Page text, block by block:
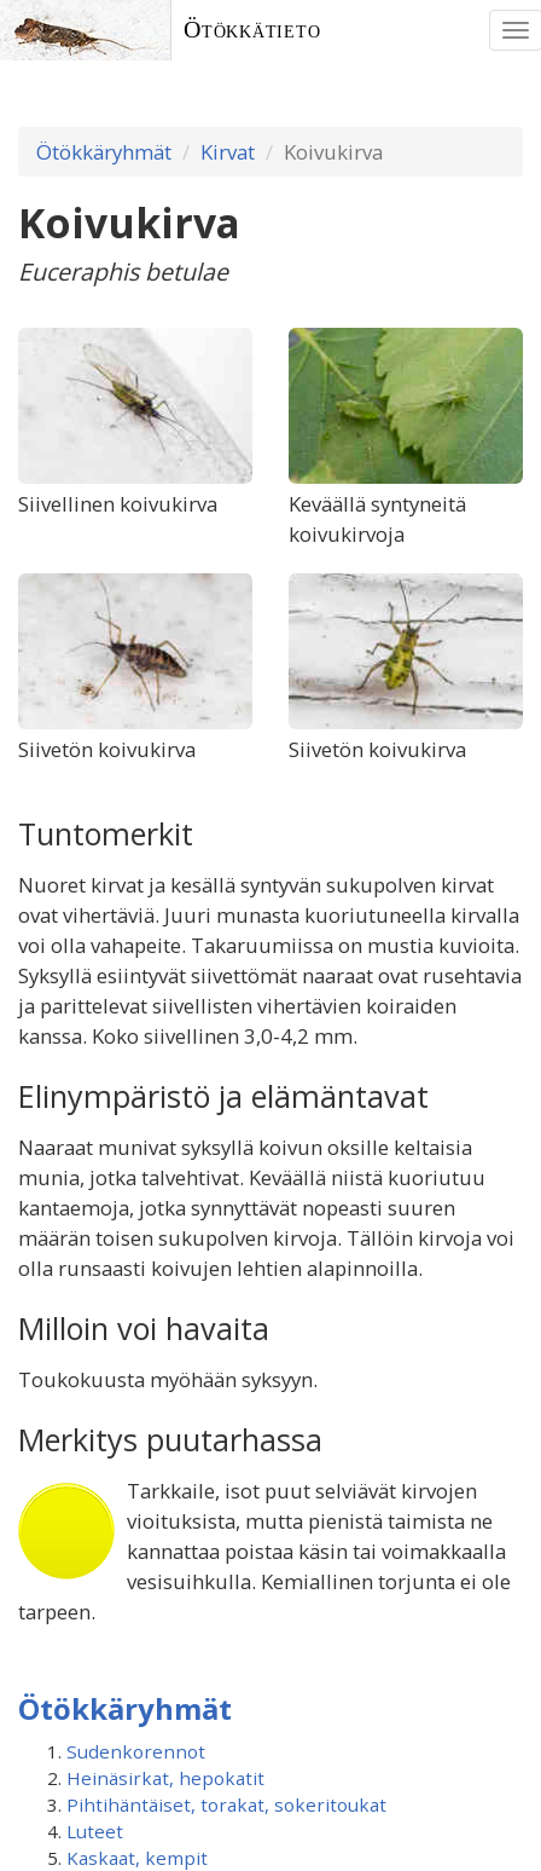
Ötökkätieto
Ötökkäryhmät Kirvat Koivukirva
Koivukirva
Euceraphis betulae
Siivellinen koivukirva
Keväällä syntyneitä
koivukirvoja
Siivetön koivukirva Siivetön koivukirva
Tuntomerkit
Nuoret kirvat ja kesällä syntyvän sukupolven kirvat
ovat vihertäviä. Juuri munasta kuoriutuneella kirvalla
voi olla vahapeite. Takaruumiissa on mustia kuvioita.
Syksyllä esiintyvät siivettömät naaraat ovat rusehtavia
ja parittelevat siivellisten vihertävien koiraiden
kanssa. Koko siivellinen 3,0-4,2 mm.
Elinympäristö ja elämäntavat
Naaraat munivat syksyllä koivun oksille keltaisia
munia, jotka talvehtivat. Keväällä niistä kuoriutuu
kantaemoja, jotka synnyttävät nopeasti suuren
määrän toisen sukupolven kirvoja. Tällöin kirvoja voi
olla runsaasti koivujen lehtien alapinnoilla.
Milloin voi havaita
Toukokuusta myöhään syksyyn.
Merkitys puutarhassa
Tarkkaile, isot puut selviävät kirvojen
vioituksista, mutta pienistä taimista ne
kannattaa poistaa käsin tai voimakkaalla
vesisuihkulla. Kemiallinen torjunta ei ole
tarpeen.
Ötökkäryhmät
Sudenkorennot
Heinäsirkat, hepokatit
Pihtihäntäiset, torakat, sokeritoukat
Luteet
Kaskaat, kempit